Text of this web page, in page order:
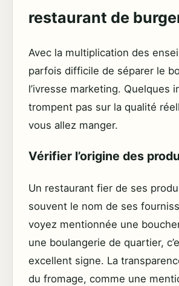
restaurant de
Avec la multiplication des
parfois difficile de séparer le
l’ivresse marketing. Quelques
trompent pas sur la qualité
vous allez manger.
Vérifier l’origine des
Un restaurant fier de ses
souvent le nom de ses
voyez mentionnée une
une boulangerie de quartier,
excellent signe. La
du fromage, comme une